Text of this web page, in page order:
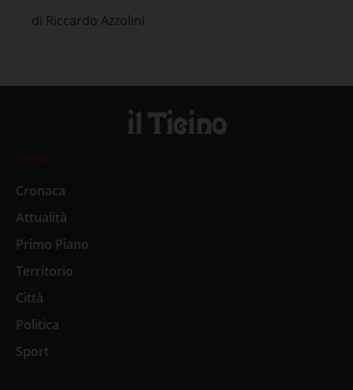
di Riccardo Azzolini
News
Cronaca
Attualità
Primo Piano
Territorio
Città
Politica
Sport